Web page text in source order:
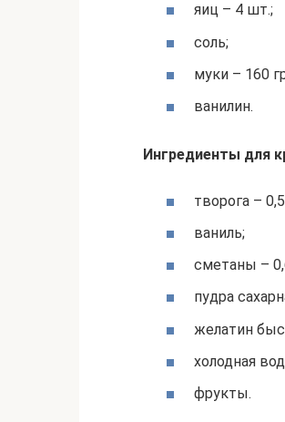
яиц – 4 шт.;
соль;
муки – 160
ванилин.
Ингредиенты для
творога –
ваниль;
сметаны –
пудра
желатин
холодная
фрукты.